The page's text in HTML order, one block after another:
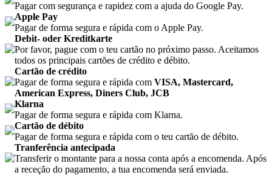
Pagar com segurança e rapidez com a ajuda do Google Pay.
Apple Pay
Pagar de forma segura e rápida com o Apple Pay.
Debit- oder Kreditkarte
Por favor, pague com o teu cartão no próximo passo. Aceitamos
todos os principais cartões de crédito e débito.
Cartão de crédito
Pagar de forma segura e rápida com VISA, Mastercard,
American Express, Diners Club, JCB
Klarna
Pagar de forma segura e rápida com Klarna.
Cartão de débito
Pagar de forma segura e rápida com o teu cartão de débito.
Tranferência antecipada
Transferir o montante para a nossa conta após a encomenda. Após
a receção do pagamento, a tua encomenda será enviada.